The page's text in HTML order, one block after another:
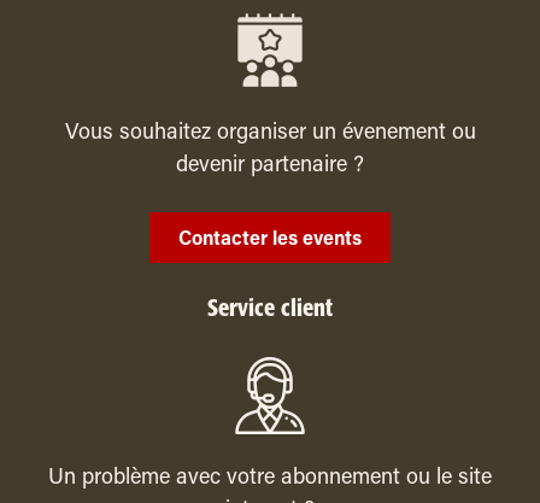
Vous souhaitez organiser un évenement ou
devenir partenaire ?
Contacter les events
Service client
Un problème avec votre abonnement ou le site